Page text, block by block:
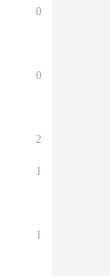
0
0
2
1
1